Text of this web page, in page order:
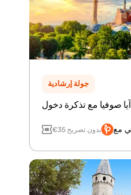
جولة إرشادية
صوفيا مع تذكرة دخول
€35 بدون تصريح مع